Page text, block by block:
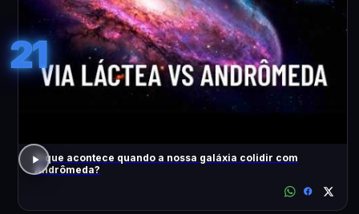
21
O que acontece quando a nossa galáxia colidir com
Andrômeda?